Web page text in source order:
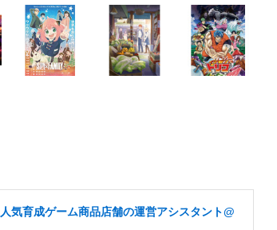
気育成ゲーム商品店舗の運営アシスタント@